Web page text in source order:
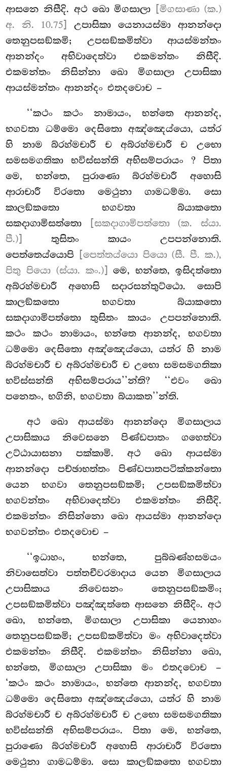
ආසනෙ නිසීදි. අථ ඛො මිගසාලා
[මිගසාණා (ක.)
අ. නි. 10.75]
උපාසිකා යෙනායස්මා ආනන්දො
තෙනුපසඞ්කමි; උපසඞ්කමිත්වා ආයස්මන්තං
ආනන්දං අභිවාදෙත්වා එකමන්තං නිසීදි.
එකමන්තං නිසින්නා ඛො මිගසාලා උපාසිකා
ආයස්මන්තං ආනන්දං එතදවොච –
‘‘කථං කථං නාමායං, භන්තෙ ආනන්ද,
භගවතා ධම්මො දෙසිතො අඤ්ඤෙය්යො, යත්ර
හි නාම බ්රහ්මචාරී ච අබ්රහ්මචාරී ච උභො
සමසමගතිකා භවිස්සන්ති අභිසම්පරායං ? පිතා
මෙ, භන්තෙ, පුරාණො බ්රහ්මචාරී අහොසි
ආරාචාරී විරතො මෙථුනා ගාමධම්මා. සො
කාලඞ්කතො භගවතා බ්යාකතො
සකදාගාමිසත්තො
[සකදාගාමිපත්තො (ක. ස්යා.
පී.)]
තුසිතං කායං උපපන්නොති.
පෙත්තෙය්යොපි
[පෙත්තය්යො පියො (සී. පී. ක.),
පිතු පියො (ස්යා. කං.)]
මෙ, භන්තෙ, ඉසිදත්තො
අබ්රහ්මචාරී අහොසි සදාරසන්තුට්ඨො. සොපි
කාලඞ්කතො භගවතා බ්යාකතො
සකදාගාමිපත්තො තුසිතං කායං උපපන්නොති.
කථං කථං නාමායං, භන්තෙ ආනන්ද, භගවතා
ධම්මො දෙසිතො අඤ්ඤෙය්යො, යත්ර හි නාම
බ්රහ්මචාරී ච අබ්රහ්මචාරී ච උභො සමසමගතිකා
භවිස්සන්ති අභිසම්පරාය’’න්ති? ‘‘එවං ඛො
පනෙතං, භගිනි, භගවතා බ්යාකත’’න්ති.
අථ ඛො ආයස්මා ආනන්දො මිගසාලාය
උපාසිකාය නිවෙසනෙ පිණ්ඩපාතං ගහෙත්වා
උට්ඨායාසනා පක්කාමි. අථ ඛො ආයස්මා
ආනන්දො පච්ඡාභත්තං පිණ්ඩපාතපටික්කන්තො
යෙන භගවා තෙනුපසඞ්කමි; උපසඞ්කමිත්වා
භගවන්තං අභිවාදෙත්වා එකමන්තං නිසීදි.
එකමන්තං නිසින්නො ඛො ආයස්මා ආනන්දො
භගවන්තං එතදවොච –
‘‘ඉධාහං, භන්තෙ, පුබ්බණ්හසමයං
නිවාසෙත්වා පත්තචීවරමාදාය යෙන මිගසාලාය
උපාසිකාය නිවෙසනං තෙනුපසඞ්කමිං;
උපසඞ්කමිත්වා පඤ්ඤත්තෙ ආසනෙ නිසීදිං. අථ
ඛො, භන්තෙ, මිගසාලා උපාසිකා යෙනාහං
තෙනුපසඞ්කමි; උපසඞ්කමිත්වා මං අභිවාදෙත්වා
එකමන්තං නිසීදි. එකමන්තං නිසින්නා ඛො,
භන්තෙ, මිගසාලා උපාසිකා මං එතදවොච –
‘කථං කථං නාමායං, භන්තෙ ආනන්ද, භගවතා
ධම්මො දෙසිතො අඤ්ඤෙය්යො, යත්ර හි නාම
බ්රහ්මචාරී ච අබ්රහ්මචාරී ච උභො සමසමගතිකා
භවිස්සන්ති අභිසම්පරායං. පිතා මෙ, භන්තෙ,
පුරාණො බ්රහ්මචාරී අහොසි ආරාචාරී විරතො
මෙථුනා ගාමධම්මා. සො කාලඞ්කතො භගවතා